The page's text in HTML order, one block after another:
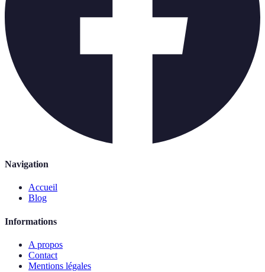
Navigation
Accueil
Blog
Informations
A propos
Contact
Mentions légales